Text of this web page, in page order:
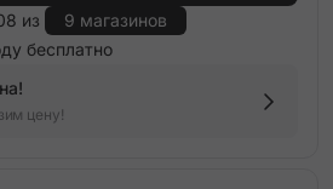
из
9 магазинов
бесплатно
цену!